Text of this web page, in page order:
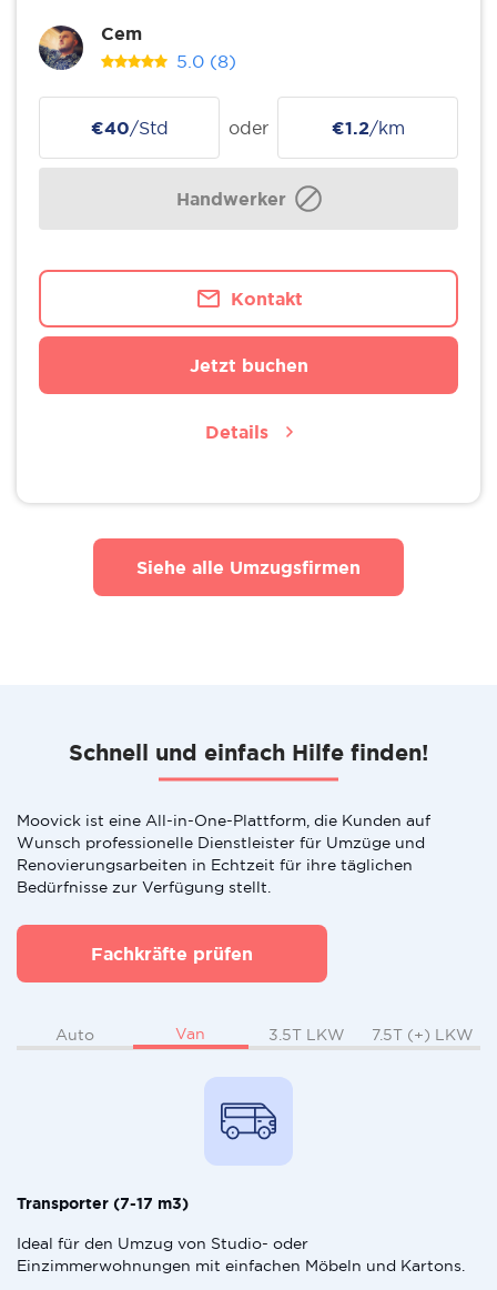
Cem
5.0 (8)
€40/Std oder €1.2/km
Handwerker
Kontakt
Jetzt buchen
Details
Siehe alle Umzugsfirmen
Schnell und einfach Hilfe finden!
Moovick ist eine All-in-One-Plattform, die Kunden auf
Wunsch professionelle Dienstleister für Umzüge und
Renovierungsarbeiten in Echtzeit für ihre täglichen
Bedürfnisse zur Verfügung stellt.
Fachkräfte prüfen
Auto Van 3.5T LKW 7.5T (+) LKW
Transporter (7-17 m3)
Ideal für den Umzug von Studio- oder
Einzimmerwohnungen mit einfachen Möbeln und Kartons.